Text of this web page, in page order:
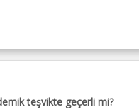
Tarihler
Yeri
Komitesi
Kayıt
Şehri Tarihçesi
ve Konaklama
teşvikte geçerli mi?